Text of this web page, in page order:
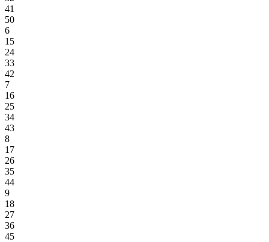
41
50
6
15
24
33
42
7
16
25
34
43
8
17
26
35
44
9
18
27
36
45